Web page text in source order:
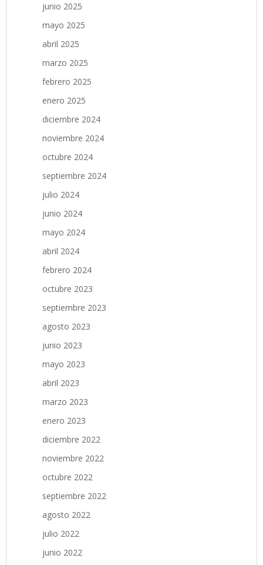
junio 2025
mayo 2025
abril 2025
marzo 2025
febrero 2025
enero 2025
diciembre 2024
noviembre 2024
octubre 2024
septiembre 2024
julio 2024
junio 2024
mayo 2024
abril 2024
febrero 2024
octubre 2023
septiembre 2023
agosto 2023
junio 2023
mayo 2023
abril 2023
marzo 2023
enero 2023
diciembre 2022
noviembre 2022
octubre 2022
septiembre 2022
agosto 2022
julio 2022
junio 2022